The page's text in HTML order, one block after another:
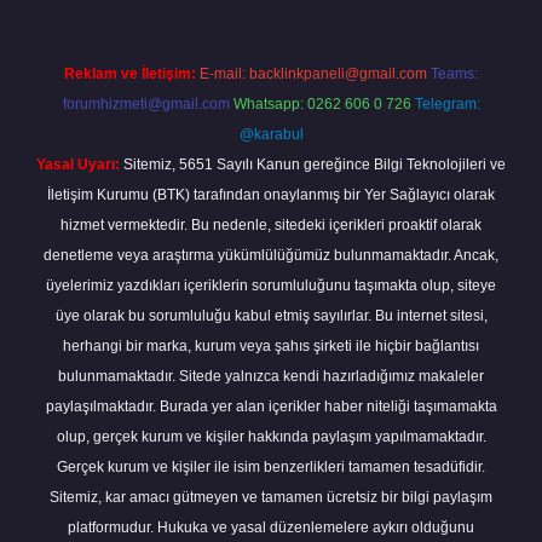
Reklam ve İletişim: E-mail: backlinkpaneli@gmail.com Teams:
forumhizmeti@gmail.com Whatsapp: 0262 606 0 726 Telegram:
@karabul
Yasal Uyarı: Sitemiz, 5651 Sayılı Kanun gereğince Bilgi Teknolojileri ve
İletişim Kurumu (BTK) tarafından onaylanmış bir Yer Sağlayıcı olarak
hizmet vermektedir. Bu nedenle, sitedeki içerikleri proaktif olarak
denetleme veya araştırma yükümlülüğümüz bulunmamaktadır. Ancak,
üyelerimiz yazdıkları içeriklerin sorumluluğunu taşımakta olup, siteye
üye olarak bu sorumluluğu kabul etmiş sayılırlar. Bu internet sitesi,
herhangi bir marka, kurum veya şahıs şirketi ile hiçbir bağlantısı
bulunmamaktadır. Sitede yalnızca kendi hazırladığımız makaleler
paylaşılmaktadır. Burada yer alan içerikler haber niteliği taşımamakta
olup, gerçek kurum ve kişiler hakkında paylaşım yapılmamaktadır.
Gerçek kurum ve kişiler ile isim benzerlikleri tamamen tesadüfidir.
Sitemiz, kar amacı gütmeyen ve tamamen ücretsiz bir bilgi paylaşım
platformudur. Hukuka ve yasal düzenlemelere aykırı olduğunu